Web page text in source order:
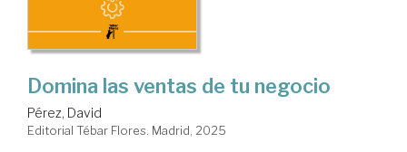
Domina las ventas de tu negocio
Pérez, David
Editorial Tébar Flores. Madrid, 2025